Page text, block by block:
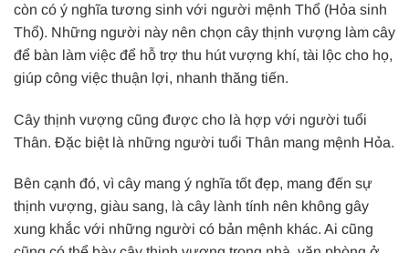
còn có ý nghĩa tương sinh với người mệnh Thổ (Hỏa sinh
Thổ). Những người này nên chọn cây thịnh vượng làm cây
để bàn làm việc để hỗ trợ thu hút vượng khí, tài lộc cho họ,
giúp công việc thuận lợi, nhanh thăng tiến.
Cây thịnh vượng cũng được cho là hợp với người tuổi
Thân. Đặc biệt là những người tuổi Thân mang mệnh Hỏa.
Bên cạnh đó, vì cây mang ý nghĩa tốt đẹp, mang đến sự
thịnh vượng, giàu sang, là cây lành tính nên không gây
xung khắc với những người có bản mệnh khác. Ai cũng